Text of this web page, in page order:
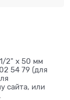
2" х 50 мм
54 79 (для
сайта, или